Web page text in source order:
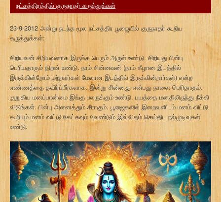
நட்சத்திரத்தில் குருநாதர் கருத்துக்கள்
23-9-2012 அன்று நடந்த மூல நட்சத்திர பூஜையில் குருநாதர் கூறிய
கருத்துக்கள்:
சிறியவன் சிறியவனாக இருக்க பெரும் அருள் உண்டு. சிறியது பின்பு
பெரியதாகும் திறன் உண்டு. நாம் சின்னவன் (நாம் கீழான இடத்தில்
இருக்கின்றோம் மற்றவர்கள் மேலான இடத்தில் இருக்கின்றார்கள்) என்ற
எண்ணத்தை தவிர்ப்பீர்களாக. இன்று சின்னது என்பது நாளை பெரிதாகும்.
குறுகிய மனப்பான்மை இங்கு பலருக்கும் உண்டு. பயத்தை மனதிலிருந்து நீக்கி
விடுங்கள். பின்பு அனைத்தும் சீராகும். பூஜைகளில் இறைவனிடம் மனம் விட்டு
கூறியும் மனம் விட்டு கேட்கவும் வேண்டும் இவ்விதம் செய்திட நல்முடிவுகள்
உண்டு.